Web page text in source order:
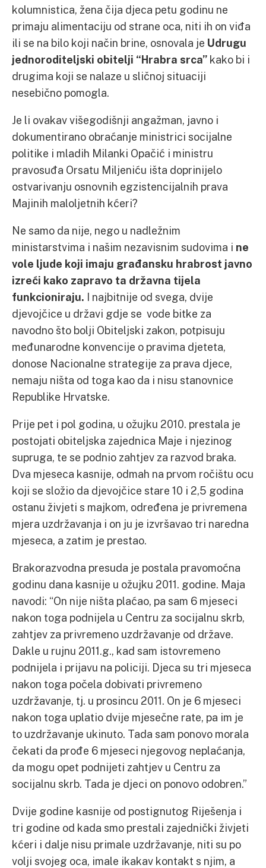
kolumnistica, žena čija djeca petu godinu ne
primaju alimentaciju od strane oca, niti ih on viđa
ili se na bilo koji način brine, osnovala je Udrugu
jednoroditeljski obitelji “Hrabra srca” kako bi i
drugima koji se nalaze u sličnoj situaciji
nesebično pomogla.
Je li ovakav višegodišnji angažman, javno i
dokumentirano obraćanje ministrici socijalne
politike i mladih Milanki Opačić i ministru
pravosuđa Orsatu Miljeniću išta doprinijelo
ostvarivanju osnovnih egzistencijalnih prava
Majinih maloljetnih kćeri?
Ne samo da nije, nego u nadležnim
ministarstvima i našim nezavisnim sudovima i ne
vole ljude koji imaju građansku hrabrost javno
izreći kako zapravo ta državna tijela
funkcioniraju. I najbitnije od svega, dvije
djevojčice u državi gdje se vode bitke za
navodno što bolji Obiteljski zakon, potpisuju
međunarodne konvencije o pravima djeteta,
donose Nacionalne strategije za prava djece,
nemaju ništa od toga kao da i nisu stanovnice
Republike Hrvatske.
Prije pet i pol godina, u ožujku 2010. prestala je
postojati obiteljska zajednica Maje i njezinog
supruga, te se podnio zahtjev za razvod braka.
Dva mjeseca kasnije, odmah na prvom ročištu ocu
koji se složio da djevojčice stare 10 i 2,5 godina
ostanu živjeti s majkom, određena je privremena
mjera uzdržavanja i on ju je izvršavao tri naredna
mjeseca, a zatim je prestao.
Brakorazvodna presuda je postala pravomoćna
godinu dana kasnije u ožujku 2011. godine. Maja
navodi: “On nije ništa plaćao, pa sam 6 mjeseci
nakon toga podnijela u Centru za socijalnu skrb,
zahtjev za privremeno uzdržavanje od države.
Dakle u rujnu 2011.g., kad sam istovremeno
podnijela i prijavu na policiji. Djeca su tri mjeseca
nakon toga počela dobivati privremeno
uzdržavanje, tj. u prosincu 2011. On je 6 mjeseci
nakon toga uplatio dvije mjesečne rate, pa im je
to uzdržavanje ukinuto. Tada sam ponovo morala
čekati da prođe 6 mjeseci njegovog neplaćanja,
da mogu opet podnijeti zahtjev u Centru za
socijalnu skrb. Tada je djeci on ponovo odobren.”
Dvije godine kasnije od postignutog Riješenja i
tri godine od kada smo prestali zajednički živjeti
kćeri i dalje nisu primale uzdržavanje, niti su po
volji svojeg oca, imale ikakav kontakt s njim, a